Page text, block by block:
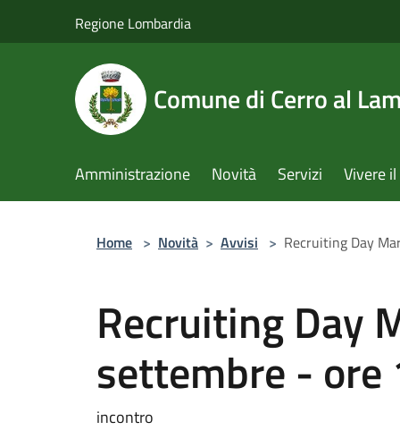
Regione Lombardia
Comune di Cerro al
Amministrazione Novità Servizi Vivere
Home > Novità > Avvisi > Recruiting Day
Recruiting Day
settembre - ore
incontro